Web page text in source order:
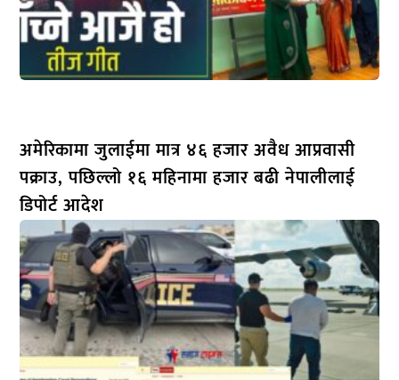
अमेरिकामा जुलाईमा मात्र ४६ हजार अवैध आप्रवासी
पक्राउ, पछिल्लो १६ महिनामा हजार बढी नेपालीलाई
डिपोर्ट आदेश